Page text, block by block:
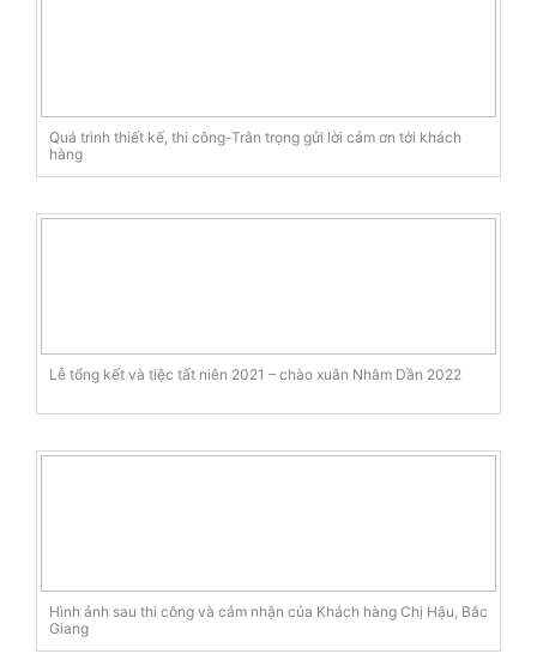
Quá trình thiết kế, thi công-Trân trọng gửi lời cảm ơn tới khách
hàng
Lễ tổng kết và tiệc tất niên 2021 – chào xuân Nhâm Dần 2022
Hình ảnh sau thi công và cảm nhận của Khách hàng Chị Hậu, Bắc
Giang